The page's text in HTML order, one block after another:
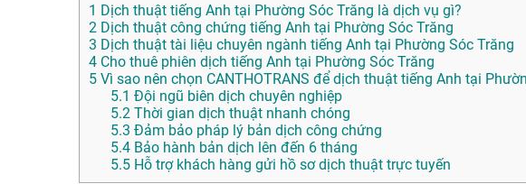
1 Dịch thuật tiếng Anh tại Phường Sóc Trăng là dịch vụ gì?
2 Dịch thuật công chứng tiếng Anh tại Phường Sóc Trăng
3 Dịch thuật tài liệu chuyên ngành tiếng Anh tại Phường Sóc Trăng
4 Cho thuê phiên dịch tiếng Anh tại Phường Sóc Trăng
5 Vì sao nên chọn CANTHOTRANS để dịch thuật tiếng Anh tại
5.1 Đội ngũ biên dịch chuyên nghiệp
5.2 Thời gian dịch thuật nhanh chóng
5.3 Đảm bảo pháp lý bản dịch công chứng
5.4 Bảo hành bản dịch lên đến 6 tháng
5.5 Hỗ trợ khách hàng gửi hồ sơ dịch thuật trực tuyến